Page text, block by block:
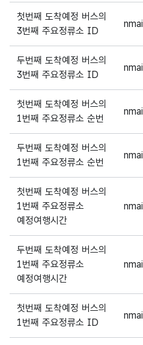
첫번째 도착예정 버스의
3번째 주요정류소 ID
두번째 도착예정 버스의
3번째 주요정류소 ID
첫번째 도착예정 버스의
1번째 주요정류소 순번
두번째 도착예정 버스의
1번째 주요정류소 순번
첫번째 도착예정 버스의
1번째 주요정류소
예정여행시간
두번째 도착예정 버스의
1번째 주요정류소
예정여행시간
첫번째 도착예정 버스의
1번째 주요정류소 ID